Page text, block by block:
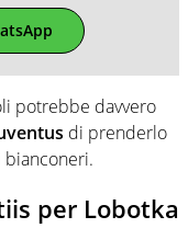
potrebbe davvero
di prenderlo
per Lobotka